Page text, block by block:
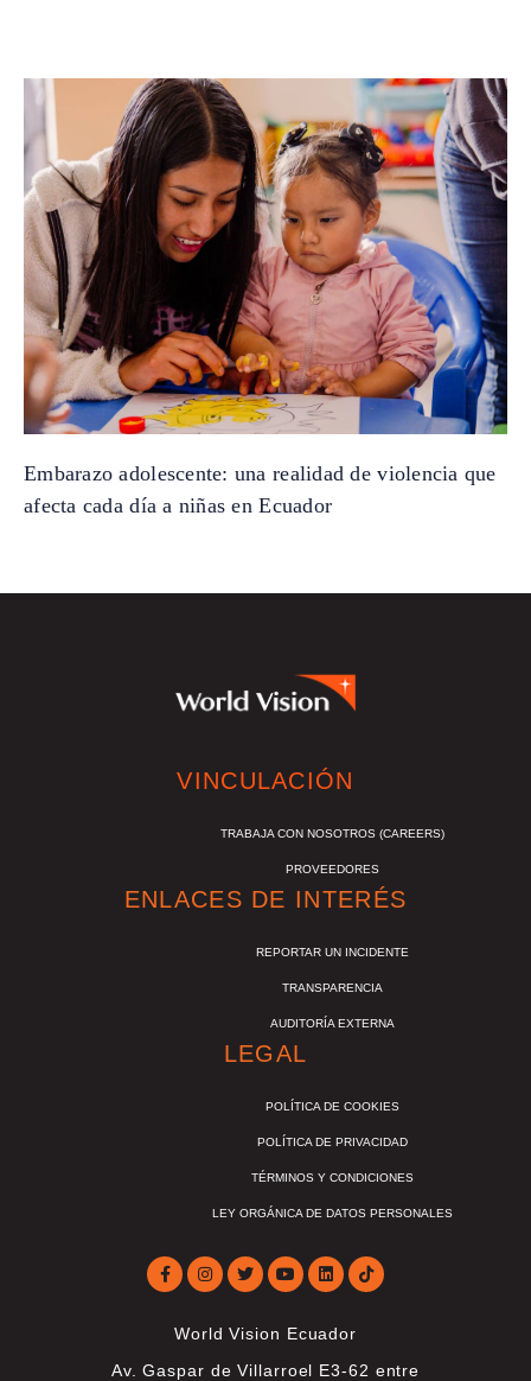
Embarazo adolescente: una realidad de violencia que
afecta cada día a niñas en Ecuador
VINCULACIÓN
TRABAJA CON NOSOTROS (CAREERS)
PROVEEDORES
ENLACES DE INTERÉS
REPORTAR UN INCIDENTE
TRANSPARENCIA
AUDITORÍA EXTERNA
LEGAL
POLÍTICA DE COOKIES
POLÍTICA DE PRIVACIDAD
TÉRMINOS Y CONDICIONES
LEY ORGÁNICA DE DATOS PERSONALES
World Vision Ecuador
Av. Gaspar de Villarroel E3-62 entre